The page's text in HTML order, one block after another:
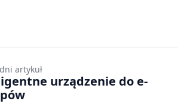
artykuł
urządzenie do e-